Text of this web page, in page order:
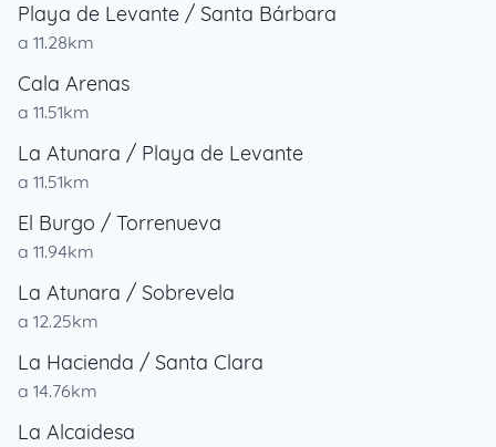
Playa de Levante / Santa Bárbara
a 11.28km
Cala Arenas
a 11.51km
La Atunara / Playa de Levante
a 11.51km
El Burgo / Torrenueva
a 11.94km
La Atunara / Sobrevela
a 12.25km
La Hacienda / Santa Clara
a 14.76km
La Alcaidesa